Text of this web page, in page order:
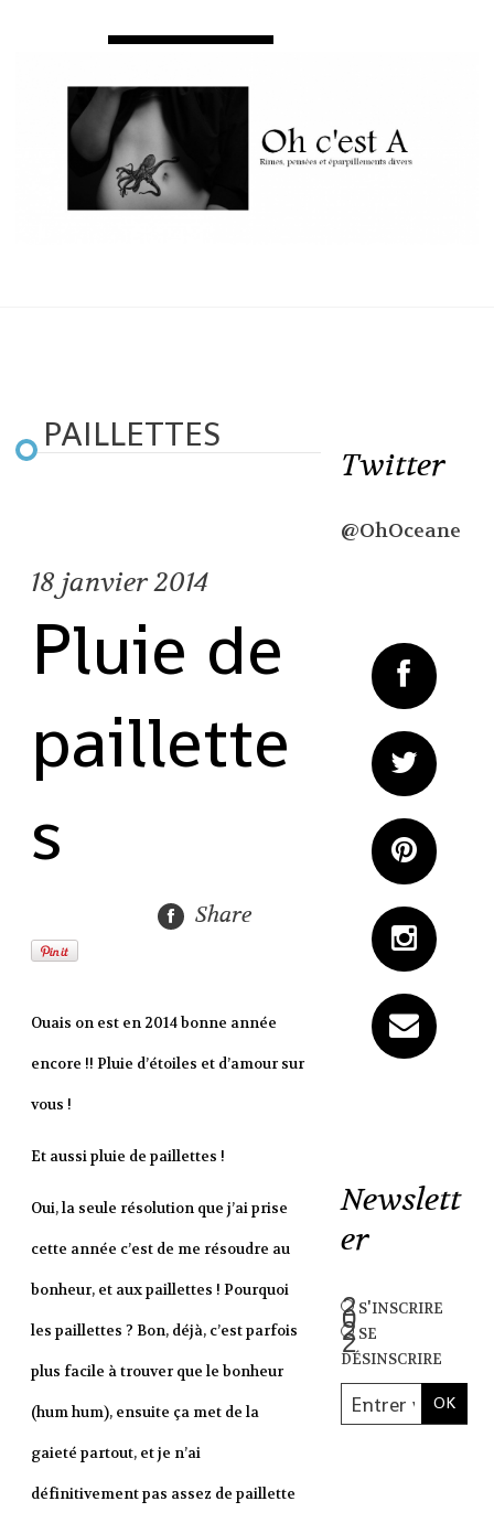
PAILLETTES
18 janvier 2014
Pluie de
paillette
s
Share
Ouais on est en 2014 bonne année
encore !! Pluie d’étoiles et d’amour sur
vous !
Et aussi pluie de paillettes !
Oui, la seule résolution que j’ai prise
cette année c’est de me résoudre au
bonheur, et aux paillettes ! Pourquoi
les paillettes ? Bon, déjà, c’est parfois
plus facile à trouver que le bonheur
(hum hum), ensuite ça met de la
gaieté partout, et je n’ai
définitivement pas assez de paillette
Twitter
@OhOceane
Newslett
er
s'inscrire
se
désinscrire